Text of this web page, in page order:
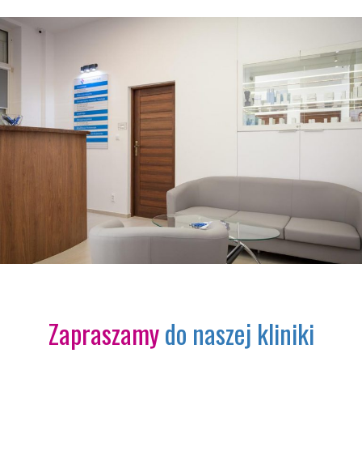
Zapraszamydo naszej kliniki